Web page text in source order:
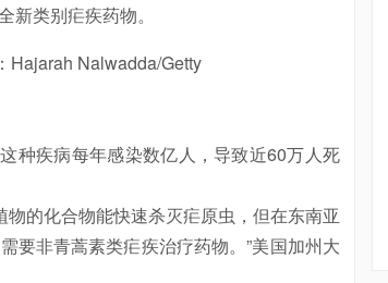
类别疟疾药物。
Hajarah Nalwadda/Getty
疾病每年感染数亿人，导致近60万人死
的化合物能快速杀灭疟原虫，但在东南亚
要非青蒿素类疟疾治疗药物。”美国加州大